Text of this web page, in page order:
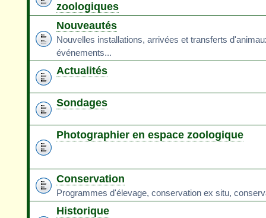
zoologiques
Nouveautés
Nouvelles installations, arrivées et transferts
événements...
Actualités
Sondages
Photographier en espace zoologique
Conservation
Programmes d'élevage, conservation ex situ,
Historique